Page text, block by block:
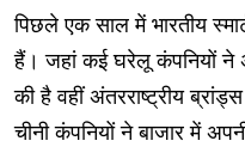
पिछले एक साल में भारतीय
हैं। जहां कई घरेलू कंपनियों
की है वहीं अंतरराष्ट्रीय
चीनी कंपनियों ने बाजार में